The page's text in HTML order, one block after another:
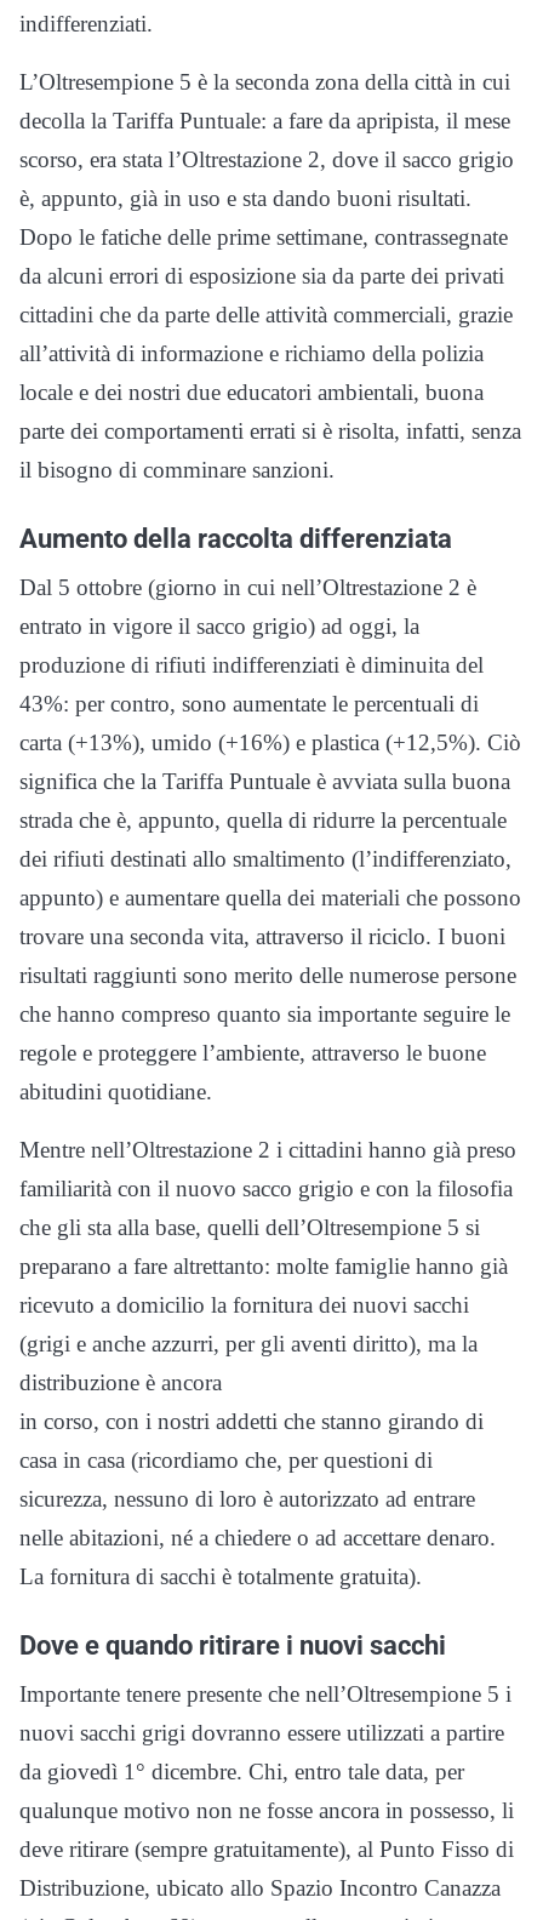
indifferenziati.
L’Oltresempione 5 è la seconda zona della città in cui
decolla la Tariffa Puntuale: a fare da apripista, il mese
scorso, era stata l’Oltrestazione 2, dove il sacco grigio
è, appunto, già in uso e sta dando buoni risultati.
Dopo le fatiche delle prime settimane, contrassegnate
da alcuni errori di esposizione sia da parte dei privati
cittadini che da parte delle attività commerciali, grazie
all’attività di informazione e richiamo della polizia
locale e dei nostri due educatori ambientali, buona
parte dei comportamenti errati si è risolta, infatti, senza
il bisogno di comminare sanzioni.
Aumento della raccolta differenziata
Dal 5 ottobre (giorno in cui nell’Oltrestazione 2 è
entrato in vigore il sacco grigio) ad oggi, la
produzione di rifiuti indifferenziati è diminuita del
43%: per contro, sono aumentate le percentuali di
carta (+13%), umido (+16%) e plastica (+12,5%). Ciò
significa che la Tariffa Puntuale è avviata sulla buona
strada che è, appunto, quella di ridurre la percentuale
dei rifiuti destinati allo smaltimento (l’indifferenziato,
appunto) e aumentare quella dei materiali che possono
trovare una seconda vita, attraverso il riciclo. I buoni
risultati raggiunti sono merito delle numerose persone
che hanno compreso quanto sia importante seguire le
regole e proteggere l’ambiente, attraverso le buone
abitudini quotidiane.
Mentre nell’Oltrestazione 2 i cittadini hanno già preso
familiarità con il nuovo sacco grigio e con la filosofia
che gli sta alla base, quelli dell’Oltresempione 5 si
preparano a fare altrettanto: molte famiglie hanno già
ricevuto a domicilio la fornitura dei nuovi sacchi
(grigi e anche azzurri, per gli aventi diritto), ma la
distribuzione è ancora
in corso, con i nostri addetti che stanno girando di
casa in casa (ricordiamo che, per questioni di
sicurezza, nessuno di loro è autorizzato ad entrare
nelle abitazioni, né a chiedere o ad accettare denaro.
La fornitura di sacchi è totalmente gratuita).
Dove e quando ritirare i nuovi sacchi
Importante tenere presente che nell’Oltresempione 5 i
nuovi sacchi grigi dovranno essere utilizzati a partire
da giovedì 1° dicembre. Chi, entro tale data, per
qualunque motivo non ne fosse ancora in possesso, li
deve ritirare (sempre gratuitamente), al Punto Fisso di
Distribuzione, ubicato allo Spazio Incontro Canazza